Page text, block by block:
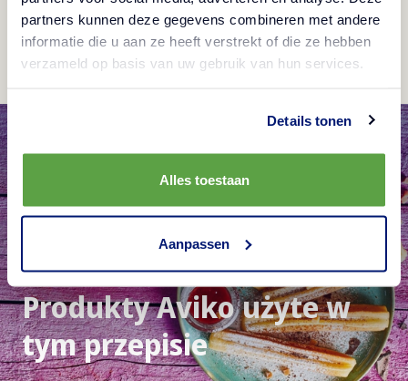
partners kunnen deze gegevens combineren met andere
informatie die u aan ze heeft verstrekt of die ze hebben
verzameld op basis van uw gebruik van hun services.
Details tonen
Alles toestaan
Aanpassen
zrównoważyć ostrość.
Produkty Aviko użyte w
tym przepisie